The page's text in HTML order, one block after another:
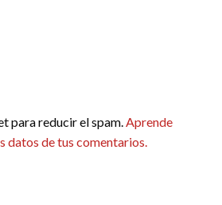
para reducir el spam.Aprende
datos de tus comentarios.